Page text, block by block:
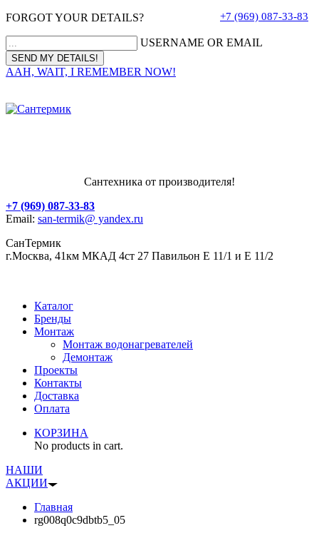
FORGOT YOUR DETAILS?
USERNAME OR EMAIL
AAH, WAIT, I REMEMBER NOW!
+7 (969) 087-33-83
Сантехника от производителя!
+7 (969) 087-33-83
Email: san-termik@ yandex.ru
СанТермик
г.Москва, 41км МКАД 4ст 27 Павильон Е 11/1 и Е 11/2
Каталог
Бренды
Монтаж
Монтаж водонагревателей
Демонтаж
Проекты
Контакты
Доставка
Оплата
КОРЗИНА
No products in cart.
НАШИ
АКЦИИ
Главная
rg008q0c9dbtb5_05